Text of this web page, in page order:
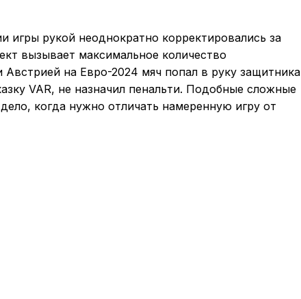
игры рукой неоднократно корректировались за
вызывает максимальное количество
на Евро-2024 мяч попал в руку защитника
VAR, не назначил пенальти. Подобные сложные
когда нужно отличать намеренную игру от